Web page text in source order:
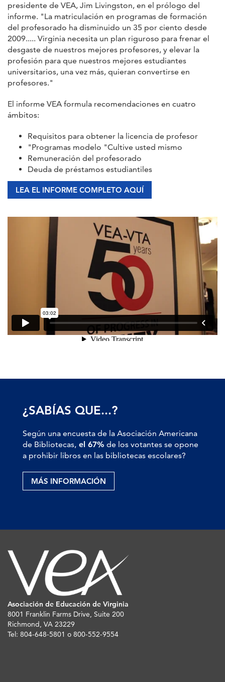
presidente de VEA, Jim Livingston, en el prólogo del
informe. "La matriculación en programas de formación
del profesorado ha disminuido un 35 por ciento desde
2009..... Virginia necesita un plan riguroso para frenar el
desgaste de nuestros mejores profesores, y elevar la
profesión para que nuestros mejores estudiantes
universitarios, una vez más, quieran convertirse en
profesores."
El informe VEA formula recomendaciones en cuatro
ámbitos:
Requisitos para obtener la licencia de profesor
"Programas modelo "Cultive usted mismo
Remuneración del profesorado
Deuda de préstamos estudiantiles
LEA EL INFORME COMPLETO AQUÍ
¿SABÍAS QUE...?
Según una encuesta de la Asociación Americana
de Bibliotecas, el 67% de los votantes se opone
a prohibir libros en las bibliotecas escolares?
MÁS INFORMACIÓN
Asociación de Educación de Virginia
8001 Franklin Farms Drive, Suite 200
Richmond, VA 23229
Tel: 804-648-5801 o 800-552-9554